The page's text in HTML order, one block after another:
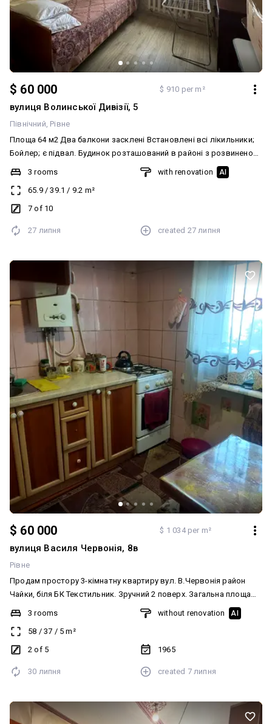
$ 60 000 $ 910 per m²
вулиця Волинської Дивізії, 5
Північний Рівне
Площа 64 м2 Два балкони засклені Встановлені всі лікильники;
Бойлер; є підвал. Будинок розташований в районі з розвиненою
інфраструктурою. Поруч магазини, аптеки, дитячі садочки,
школи та зупинка громадського транспорту все необхідне для
комфортного життя
3 rooms
65.9/39.1 / 9.2 m²
7 of 10
with renovation AI
27 липня created 27 липня
$ 60 000 $ 1 034 per m²
вулиця Василя Червонія, 8в
Рівне
Продам простору 3-кімнатну квартиру вул. В.Червонія район
Чайки, біля БК Текстильник. Зручний 2 поверх. Загальна площа
58,4 кв.м. Квартира з хорошим та практичним плануванням: три
санвузол газова колонка, лічильники на воду та газ Квартира у
житловому стані. Чудове розташування: поруч магазини, ТРЦ,
АльонаАн Craft House
3 rooms
58 / 37 / 5 m²
2 of 5
without renovation AI
1965
30 липня created 7 липня